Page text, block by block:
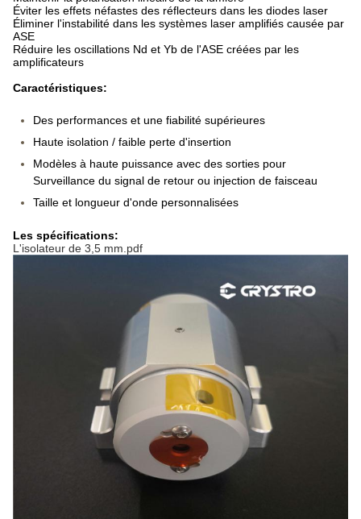
Éviter les effets néfastes des réflecteurs dans les diodes laser
Éliminer l'instabilité dans les systèmes laser amplifiés causée par
ASE
Réduire les oscillations Nd et Yb de l'ASE créées par les
amplificateurs
Caractéristiques:
Des performances et une fiabilité supérieures
Haute isolation / faible perte d'insertion
Modèles à haute puissance avec des sorties pour
Surveillance du signal de retour ou injection de faisceau
Taille et longueur d'onde personnalisées
Les spécifications:
L'isolateur de 3,5 mm.pdf